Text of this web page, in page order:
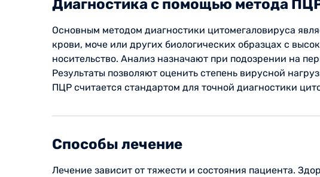
Диагностика с помощью метода
Основным методом диагностики цитомегаловируса
крови, моче или других биологических образцах с
носительство. Анализ назначают при подозрении на
Результаты позволяют оценить степень вирусной
ПЦР считается стандартом для точной диагностики
Способы лечение
Лечение зависит от тяжести и состояния пациента.